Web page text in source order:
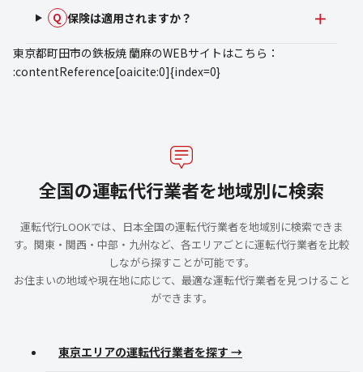
Q 保険は適用されますか？
東京都町田市の鉄板焼 蘭麻のWEBサイトはこちら：
:contentReference[oaicite:0]{index=0}
全国の運転代行業者を地域別に検索
運転代行LOOKでは、日本全国の運転代行業者を地域別に検索できま
す。関東・関西・中部・九州など、各エリアごとに運転代行業者を比較
しながら探すことが可能です。
お住まいの地域や現在地に応じて、最適な運転代行業者を見つけること
ができます。
東京エリアの運転代行業者を探す →